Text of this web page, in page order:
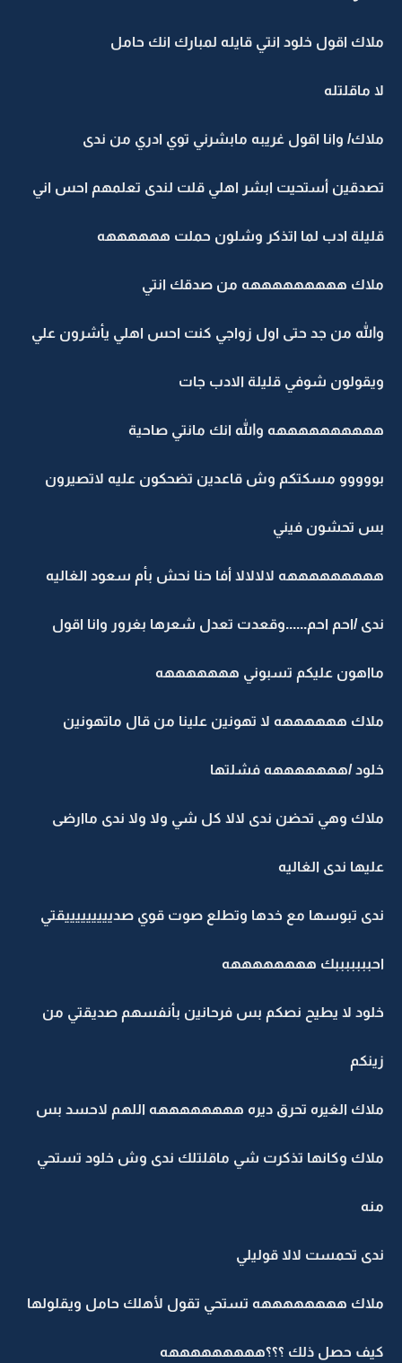
ملاك اقول خلود انتي قايله لمبارك انك حامل
لا ماقلتله
ملاك/ وانا اقول غريبه مابشرني توي ادري من ندى
تصدقين أستحيت ابشر اهلي قلت لندى تعلمهم احس اني
قليلة ادب لما اتذكر وشلون حملت ههههههه
ملاك هههههههههه من صدقك انتي
والله من جد حتى اول زواجي كنت احس اهلي يأشرون علي
ويقولون شوفي قليلة الادب جات
ههههههههههه والله انك مانتي صاحية
بووووو مسكتكم وش قاعدين تضحكون عليه لاتصيرون
بس تحشون فيني
هههههههههه لالالالا أفا حنا نحش بأم سعود الغاليه
ندى /احم احم......وقعدت تعدل شعرها بغرور وانا اقول
مااهون عليكم تسبوني هههههههه
ملاك ههههههه لا تهونين علينا من قال ماتهونين
خلود /هههههههه فشلتها
ملاك وهي تحضن ندى لالا كل شي ولا ولا ندى ماارضى
عليها ندى الغاليه
ندى تبوسها مع خدها وتطلع صوت قوي صديييييييييقتي
احبببببببك ههههههههه
خلود لا يطيح نصكم بس فرحانين بأنفسهم صديقتي من
زينكم
ملاك الغيره تحرق ديره ههههههههه اللهم لاحسد بس
ملاك وكانها تذكرت شي ماقلتلك ندى وش خلود تستحي
منه
ندى تحمست لالا قوليلي
ملاك ههههههههه تستحي تقول لأهلك حامل ويقلولها
كيف حصل ذلك ؟؟؟هههههههههه